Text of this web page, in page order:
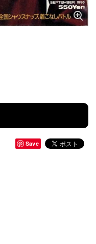
Save